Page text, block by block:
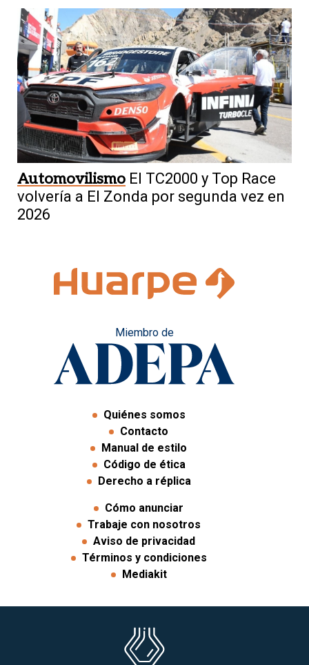
Automovilismo El TC2000 y Top Race
volvería a El Zonda por segunda vez en
2026
Miembro de
Quiénes somos
Contacto
Manual de estilo
Código de ética
Derecho a réplica
Cómo anunciar
Trabaje con nosotros
Aviso de privacidad
Términos y condiciones
Mediakit